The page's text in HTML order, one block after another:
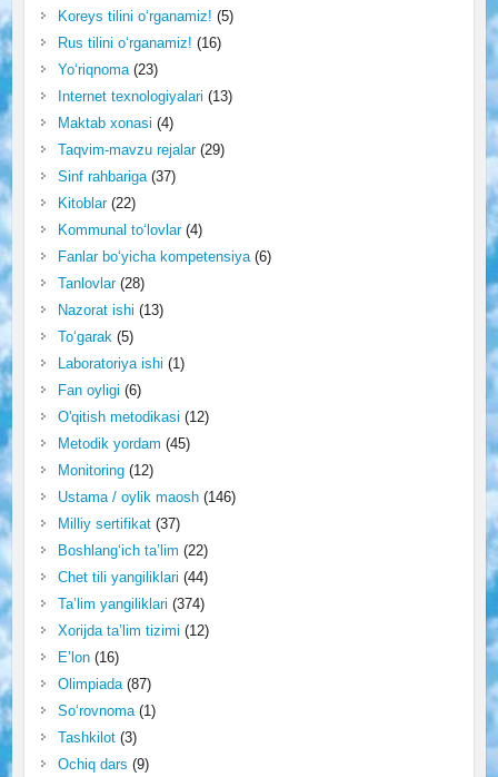
Koreys tilini o‘rganamiz! (5)
Rus tilini o‘rganamiz! (16)
Yo‘riqnoma(23)
Internet texnologiyalari (13)
Maktab xonasi (4)
Taqvim-mavzu rejalar(29)
Sinf rahbariga(37)
Kitoblar(22)
Kommunal to‘lovlar(4)
Fanlar bo‘yicha kompetensiya(6)
Tanlovlar(28)
Nazorat ishi (13)
To‘garak(5)
Laboratoriya ishi (1)
Fan oyligi (6)
O'qitish metodikasi (12)
Metodik yordam (45)
Monitoring(12)
Ustama / oylik maosh(146)
Milliy sertifikat(37)
Boshlang‘ich ta’lim (22)
Chet tili yangiliklari (44)
Ta’lim yangiliklari (374)
Xorijda ta’lim tizimi (12)
E’lon(16)
Olimpiada(87)
So‘rovnoma(1)
Tashkilot(3)
Ochiq dars (9)